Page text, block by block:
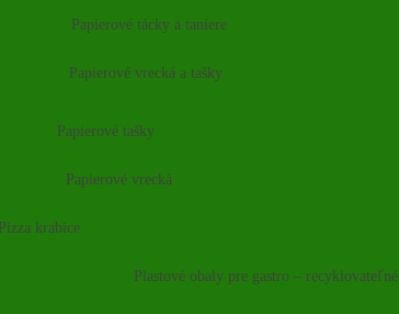
Papierové tácky a taniere
Papierové vrecká a tašky
Papierové tašky
Papierové vrecká
Pizza krabice
Plastové obaly pre gastro – recyklovateľné